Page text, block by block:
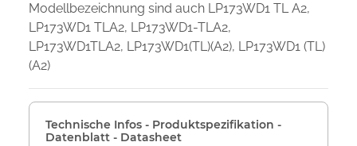
Modellbezeichnung sind auch LP173WD1 TL A2,
LP173WD1 TLA2, LP173WD1-TLA2,
LP173WD1TLA2, LP173WD1(TL)(A2), LP173WD1 (TL)
(A2)
Technische Infos - Produktspezifikation -
Datenblatt - Datasheet